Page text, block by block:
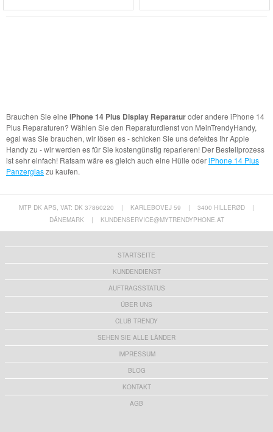
Brauchen Sie eine iPhone 14 Plus Display Reparaturoder andere iPhone 14
Plus Reparaturen? Wählen Sie den Reparaturdienst von MeinTrendyHandy,
egal was Sie brauchen, wir lösen es - schicken Sie uns defektes Ihr Apple
Handy zu - wir werden es für Sie kostengünstig reparieren! Der Bestellprozess
ist sehr einfach! Ratsam wäre es gleich auch eine Hülle oderiPhone 14 Plus
Panzerglaszu kaufen.
MTP DK APS, VAT: DK 37860220 | KARLEBOVEJ 59 | 3400 HILLERØD
|
DÄNEMARK
| KUNDENSERVICE@MYTRENDYPHONE.AT
STARTSEITE
KUNDENDIENST
AUFTRAGSSTATUS
ÜBER UNS
CLUB TRENDY
SEHEN SIE ALLE LÄNDER
IMPRESSUM
BLOG
KONTAKT
AGB